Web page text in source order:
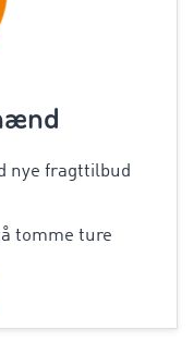
nye fragttilbud
tomme ture